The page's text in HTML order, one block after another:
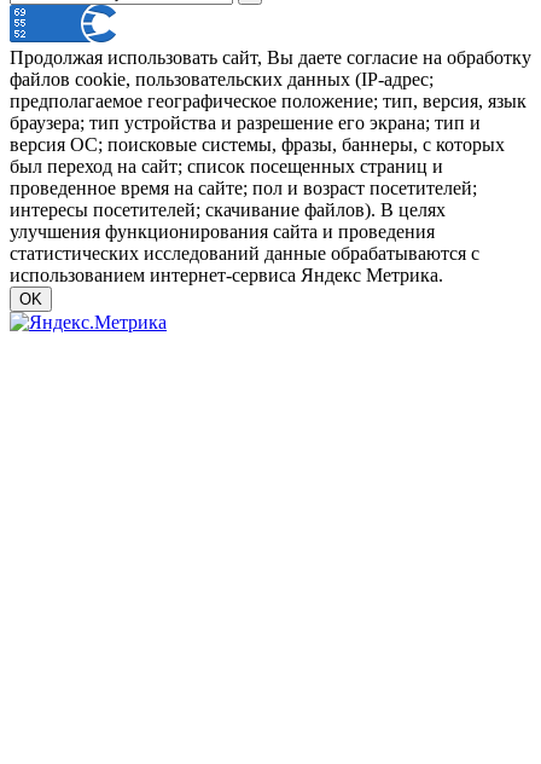
Продолжая использовать сайт, Вы даете согласие на обработку
файлов cookie, пользовательских данных (IP-адрес;
предполагаемое географическое положение; тип, версия, язык
браузера; тип устройства и разрешение его экрана; тип и
версия ОС; поисковые системы, фразы, баннеры, с которых
был переход на сайт; список посещенных страниц и
проведенное время на сайте; пол и возраст посетителей;
интересы посетителей; скачивание файлов). В целях
улучшения функционирования сайта и проведения
статистических исследований данные обрабатываются с
использованием интернет-сервиса Яндекс Метрика.
OK